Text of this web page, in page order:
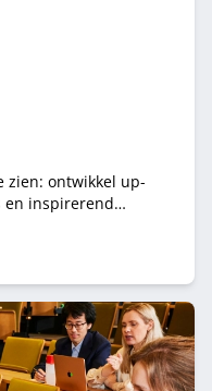
zien: ontwikkel up-
en inspirerend